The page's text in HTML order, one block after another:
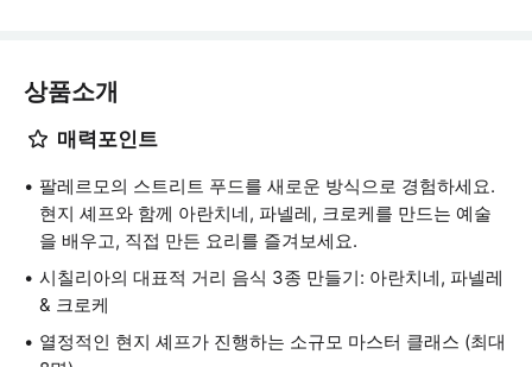
상품소개
매력포인트
팔레르모의 스트리트 푸드를 새로운 방식으로 경험하세요.
현지 셰프와 함께 아란치네, 파넬레, 크로케를 만드는 예술
을 배우고, 직접 만든 요리를 즐겨보세요.
시칠리아의 대표적 거리 음식 3종 만들기: 아란치네, 파넬레
& 크로케
열정적인 현지 셰프가 진행하는 소규모 마스터 클래스 (최대